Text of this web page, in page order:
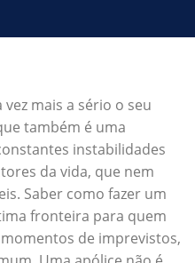
mais a sério o seu
também é uma
instabilidades
da vida, que nem
Saber como fazer um
fronteira para quem
de imprevistos,